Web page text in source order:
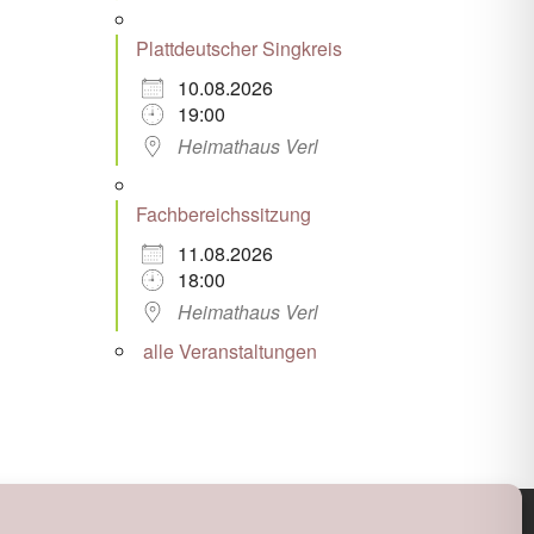
Plattdeutscher Singkreis
10.08.2026
19:00
Heimathaus Verl
Fachbereichssitzung
11.08.2026
18:00
Heimathaus Verl
alle Veranstaltungen